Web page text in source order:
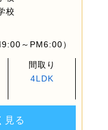
校
～PM6:00）
間取り
4LDK
見る